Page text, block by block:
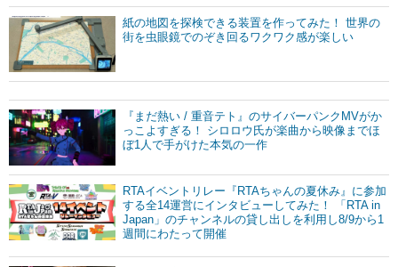
紙の地図を探検できる装置を作ってみた！ 世界の
街を虫眼鏡でのぞき回るワクワク感が楽しい
『まだ熱い / 重音テト』のサイバーパンクMVがか
っこよすぎる！ シロロウ氏が楽曲から映像までほ
ぼ1人で手がけた本気の一作
RTAイベントリレー『RTAちゃんの夏休み』に参加
する全14運営にインタビューしてみた！ 「RTA in
Japan」のチャンネルの貸し出しを利用し8/9から1
週間にわたって開催